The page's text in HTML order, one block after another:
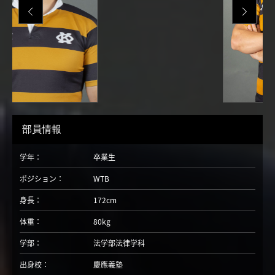
部員情報
学年：
卒業生
ポジション：
WTB
身長：
172cm
体重：
80kg
学部：
法学部法律学科
出身校：
慶應義塾